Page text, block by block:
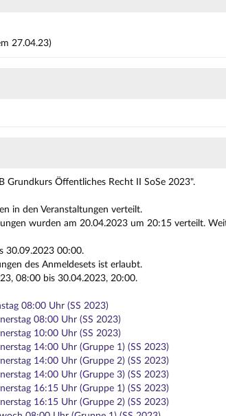
27.04.23)
Grundkurs Öffentliches Recht II SoSe 2023".
in den Veranstaltungen verteilt.
wurden am 20.04.2023 um 20:15 verteilt.
30.09.2023 00:00.
des Anmeldesets ist erlaubt.
08:00 bis 30.04.2023, 20:00.
08:00 Uhr (SS 2023)
08:00 Uhr (SS 2023)
10:00 Uhr (SS 2023)
14:00 Uhr (Gruppe 1) (SS 2023)
14:00 Uhr (Gruppe 2) (SS 2023)
14:00 Uhr (Gruppe 3) (SS 2023)
16:15 Uhr (Gruppe 1) (SS 2023)
16:15 Uhr (Gruppe 2) (SS 2023)